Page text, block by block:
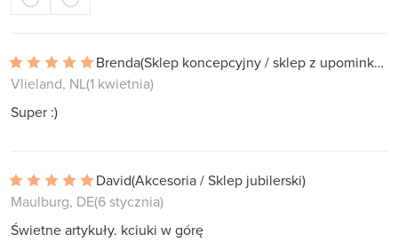
Brenda
(Sklep koncepcyjny / sklep z upominkami)
Vlieland, NL(1 kwietnia)
Super :)
David(Akcesoria / Sklep jubilerski)
Maulburg, DE(6 stycznia)
Świetne artykuły. kciuki w górę